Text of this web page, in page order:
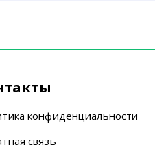
конфиденциальности
связь